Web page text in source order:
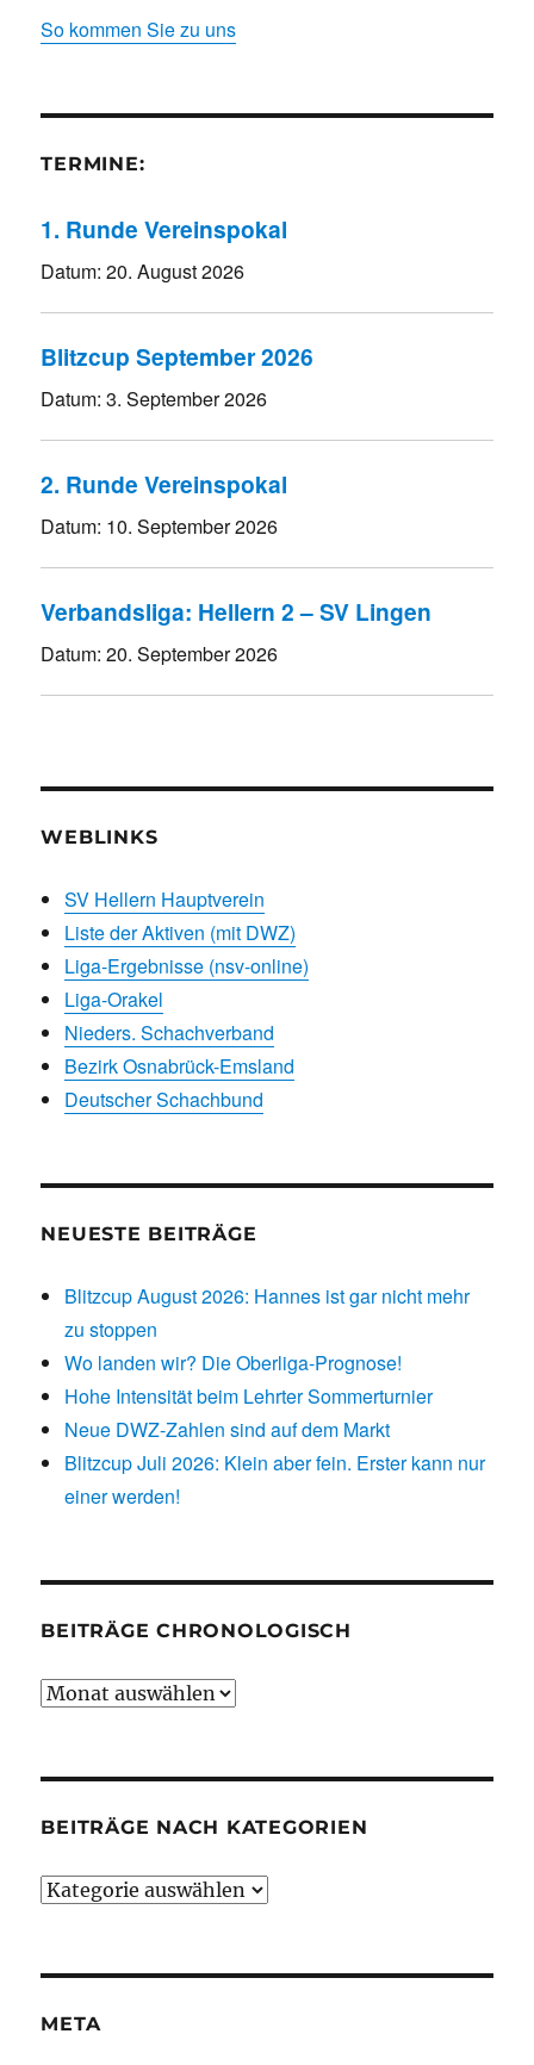
So kommen Sie zu uns
TERMINE:
1. Runde Vereinspokal
Datum:20. August 2026
Blitzcup September 2026
Datum:3. September 2026
2. Runde Vereinspokal
Datum: 10. September 2026
Verbandsliga: Hellern 2 – SV Lingen
Datum:20. September 2026
WEBLINKS
SV Hellern Hauptverein
Liste der Aktiven (mit DWZ)
Liga-Ergebnisse (nsv-online)
Liga-Orakel
Nieders. Schachverband
Bezirk Osnabrück-Emsland
Deutscher Schachbund
NEUESTE BEITRÄGE
Blitzcup August 2026: Hannes ist gar nicht mehr
zu stoppen
Wo landen wir? Die Oberliga-Prognose!
Hohe Intensität beim Lehrter Sommerturnier
Neue DWZ-Zahlen sind auf dem Markt
Blitzcup Juli 2026: Klein aber fein. Erster kann nur
einer werden!
BEITRÄGE CHRONOLOGISCH
Beiträge
BEITRÄGE NACH KATEGORIEN
Beiträge
META